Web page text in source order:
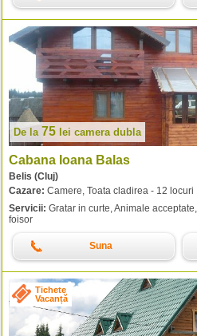
De la 75 lei camera dubla
Cabana Ioana Balas
Belis (Cluj)
Cazare: Camere, Toata cladirea - 12 locuri
Servicii: Gratar in curte, Animale
foisor
Suna
Tichete
Vacanță